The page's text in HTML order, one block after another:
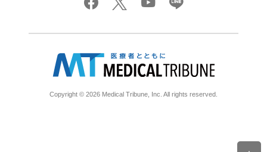
Copyright © 2026 Medical Tribune, Inc. All rights reserved.